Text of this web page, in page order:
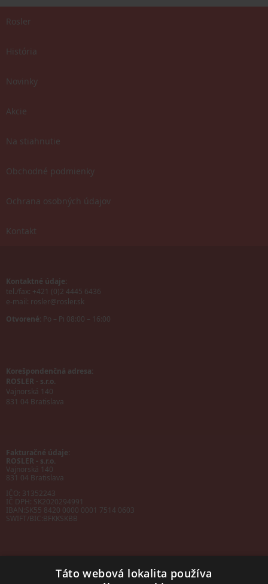
Rosler
História
Novinky
Akcie
Na stiahnutie
Obchodné podmienky
Ochrana osobných údajov
Kontakt
Kontaktné údaje:
tel./fax: +421 (0)2 4445 6436
e-mail: rosler@rosler.sk
Otvorené: Po – Pi 08:00 – 16:00
Korešpondenčná adresa:
ROSLER - s.r.o.
Vajnorská 140
831 04 Bratislava
Fakturačné údaje:
ROSLER - s.r.o.
Vajnorská 140
831 04 Bratislava
IČO: 31352243
IČ DPH: SK2020294991
IBAN:SK55 8420 0000 0001 7514 0603
SWIFT/BIC:BFKKSKBB
Táto webová lokalita používa